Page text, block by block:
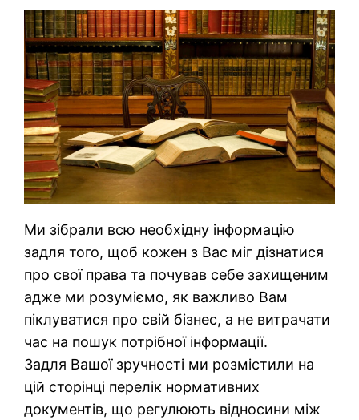
Ми зібрали всю необхідну інформацію
задля того, щоб кожен з Вас міг дізнатися
про свої права та почував себе захищеним
адже ми розуміємо, як важливо Вам
піклуватися про свій бізнес, а не витрачати
час на пошук потрібної інформації.
Задля Вашої зручності ми розмістили на
цій сторінці перелік нормативних
документів, що регулюють відносини між